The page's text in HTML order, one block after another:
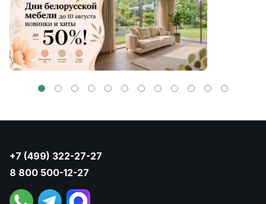
+7 (499) 322-27-27
8 800 500-12-27